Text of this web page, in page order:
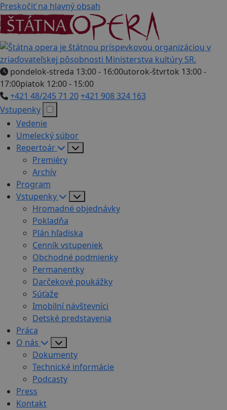
Preskočiť na hlavný obsah
pondelok-streda 13:00 - 16:00utorok-štvrtok 13:00 -
17:00piatok 12:00 - 15:00
+421 48/245 71 20+421 908 324 163
Vstupenky
Vedenie
Umelecký súbor
Repertoár
Premiéry
Archív
Program
Vstupenky
Hromadné objednávky
Pokladňa
Plán hľadiska
Cenník vstupeniek
Obchodné podmienky
Permanentky
Darčekové poukážky
Súťaže
Imobilní návštevníci
Detské predstavenia
Práca
O nás
Dokumenty
Technické informácie
Podcasty
Press
Kontakt